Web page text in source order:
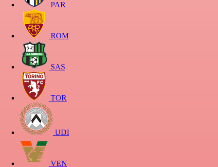
PAR
ROM
SAS
TOR
UDI
VEN